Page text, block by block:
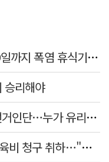
'단비같은 휴식' 삼성 라이온즈, 9일까지 폭염 휴식기에 재정비
승리해야
2만명까지 커진 축구협회 회장 선거인단…누가 유리할까
돈치치 전 약혼녀, 캘리포니아 양육비 청구 취하…"합의로 해결"